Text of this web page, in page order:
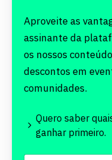
Aproveite as
assinante da
os nossos
descontos em
comunidades.
Quero saber
ganhar primeiro.